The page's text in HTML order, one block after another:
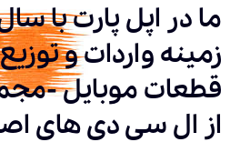
ما در اپل پارت با
زمینه واردات و
قطعات موبایل -
از ال سی دی های